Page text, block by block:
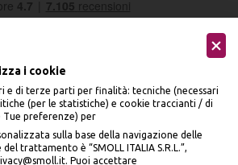
i cookie
e di terze parti per finalità: tecniche (necessari
(per le statistiche) e cookie traccianti / di
preferenze) per
sulla base della navigazione delle
trattamento è “SMOLL ITALIA S.R.L.”,
Puoi accettare